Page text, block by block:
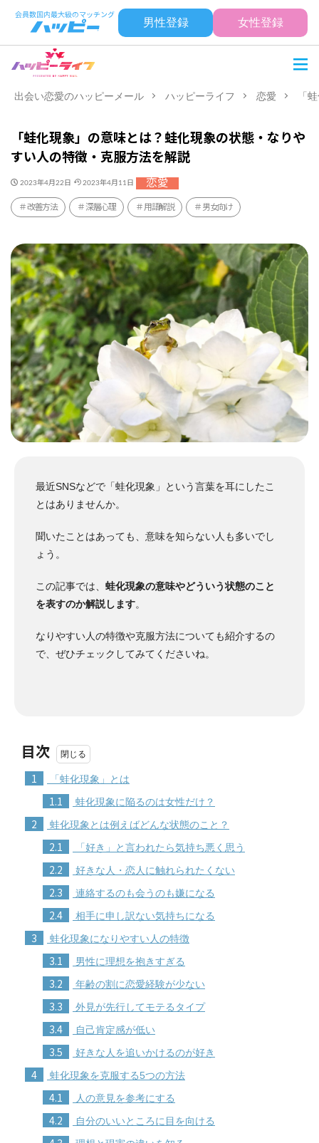
男性登録 女性登録
出会い恋愛のハッピーメール ハッピーライフ 恋愛 「
「蛙化現象」の意味とは？蛙化現象の状態・なりや
すい人の特徴・克服方法を解説
2023年4月22日 2023年4月11日 恋愛
改善方法 深層心理 用語解説 男女向け
最近SNSなどで「蛙化現象」という言葉を耳にしたこ
とはありませんか。
聞いたことはあっても、意味を知らない人も多いでし
ょう。
この記事では、 蛙化現象の意味やどういう状態のこと
を表すのか解説します。
なりやすい人の特徴や克服方法についても紹介するの
で、ぜひチェックしてみてくださいね。
目次
1 「蛙化現象」とは
1.1 蛙化現象に陥るのは女性だけ？
2 蛙化現象とは例えばどんな状態のこと？
2.1 「好き」と言われたら気持ち悪く思う
2.2 好きな人・恋人に触れられたくない
2.3 連絡するのも会うのも嫌になる
2.4 相手に申し訳ない気持ちになる
3 蛙化現象になりやすい人の特徴
3.1 男性に理想を抱きすぎる
3.2 年齢の割に恋愛経験が少ない
3.3 外見が先行してモテるタイプ
3.4 自己肯定感が低い
3.5 好きな人を追いかけるのが好き
4 蛙化現象を克服する5つの方法
4.1 人の意見を参考にする
4.2 自分のいいところに目を向ける